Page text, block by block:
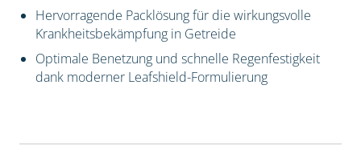
Hervorragende Packlösung für die wirkungsvolle
Krankheitsbekämpfung in Getreide
Optimale Benetzung und schnelle Regenfestigkeit
dank moderner Leafshield-Formulierung